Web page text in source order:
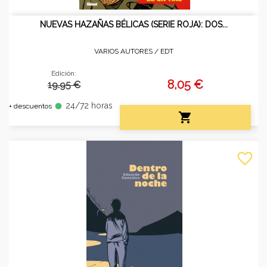
NUEVAS HAZAÑAS BÉLICAS (SERIE ROJA): DOS...
VARIOS AUTORES / EDT
Edición:
19.95 €
+ descuentos fiber_manual_record 24/72 horas
8,05 €

favorite_border